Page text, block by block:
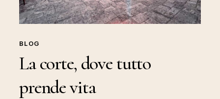
BLOG
La corte, dove tutto
prende vita